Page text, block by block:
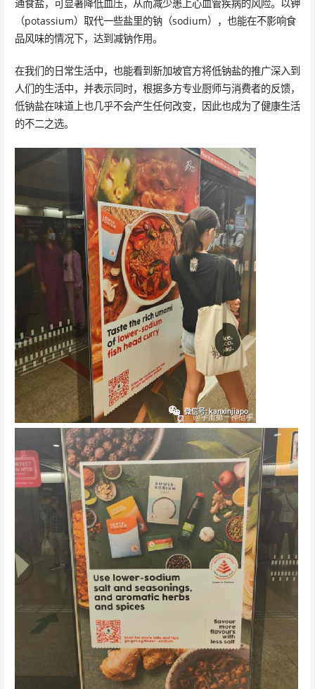
通食盐，可显著降低血压，从而减少患上心血管疾病的风险。以钾
（potassium）取代一些盐里的钠（sodium），也能在不影响食
品风味的情况下，达到减钠作用。
在我们的日常生活中，也能看到新加坡官方将低钠盐的推广深入到
人们的生活中，并表示同时，根据多方专业厨师与消费者的反馈，
低钠盐在味道上也几乎不会产生任何改变，因此也成为了健康生活
的不二之选。